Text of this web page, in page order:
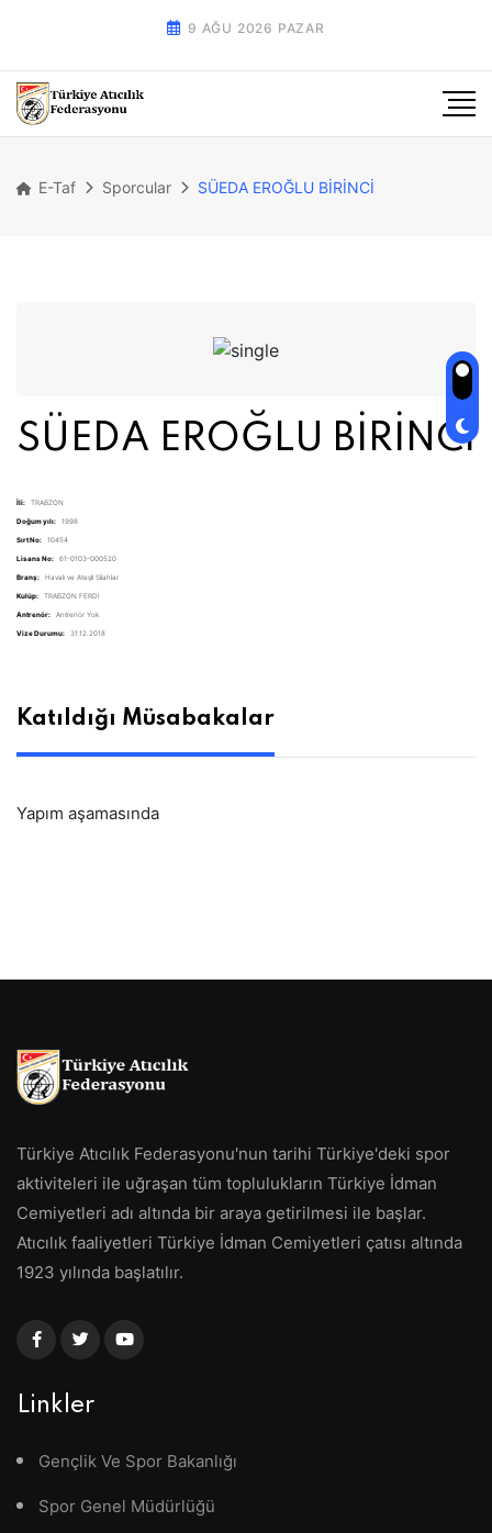
9 AĞU 2026 PAZAR
E-Taf Sporcular SÜEDA EROĞLU BİRİNCİ
SÜEDA EROĞLU BİRİNCİ
İli: TRABZON
Doğum yılı: 1998
Sırt No: 10454
Lisans No: 61-0103-000520
Branş: Havalı ve Ateşli Silahlar
Kulüp: TRABZON FERDİ
Antrenör: Antrenör Yok
Vize Durumu: 31.12.2018
Katıldığı Müsabakalar
Yapım aşamasında
Türkiye Atıcılık Federasyonu'nun tarihi Türkiye'deki spor
aktiviteleri ile uğraşan tüm toplulukların Türkiye İdman
Cemiyetleri adı altında bir araya getirilmesi ile başlar.
Atıcılık faaliyetleri Türkiye İdman Cemiyetleri çatısı altında
1923 yılında başlatılır.
Linkler
Gençlik Ve Spor Bakanlığı
Spor Genel Müdürlüğü